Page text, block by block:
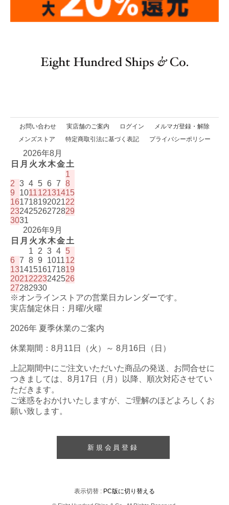
お問い合わせ 実店舗のご案内 ログイン
メルマガ登録・解除
メンズストア
特定商取引法に基づく表記 プライバシーポリシー
2026年8月
日 月 火 水木金土
1
2 3 4 5 6 7 8
9
101112131415
16171819202122
23242526272829
3031
2026年9月
日 月 火 水木金土
1
2 3 4 5
6 7 8 9 101112
13141516171819
20212223242526
27282930
※オンラインストアの営業日カレンダーです。
実店舗定休日：月曜/火曜
2026年 夏季休業のご案内
休業期間：8月11日（火）～ 8月16日（日）
上記期間中にご注文いただいた商品の発送、お問合せに
つきましては、8月17日（月）以降、順次対応させてい
ただきます。
ご迷惑をおかけいたしますが、ご理解のほどよろしくお
願い致します。
新規会員登録
表示切替 : PC版に切り替える